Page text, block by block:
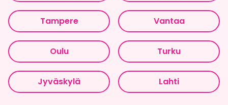
Tampere Vantaa
Oulu Turku
Jyväskylä Lahti